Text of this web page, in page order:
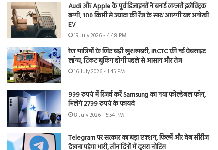
Audi और Apple के पूर्व डिजाइनरों ने बनाई लग्जरी इलेक्ट्रिक
बग्गी, 100 किमी से ज्यादा की रेंज के साथ आएगी यह अनोखी
EV
19 July 2026 - 4:48 PM
रेल यात्रियों के लिए बड़ी खुशखबरी, IRCTC की नई वेबसाइट
लॉन्च, टिकट बुकिंग होगी पहले से आसान और तेज
16 July 2026 - 1:45 PM
999 रुपये में रिजर्व करें Samsung का नया फोल्डेबल फोन,
मिलेंगे 2799 रुपये के फायदे
8 July 2026 - 5:54 PM
Telegram पर सरकार का बड़ा एक्शन, फिल्में और वेब सीरीज
देखना पड़ेगा भारी, तीन दिनों में दूसरा नोटिस